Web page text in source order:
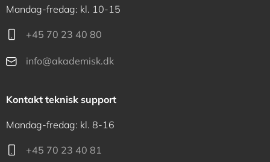
Mandag-fredag: kl. 10-15
+45 70 23 40 80
info@akademisk.dk
Kontakt teknisk support
Mandag-fredag: kl. 8-16
+45 70 23 40 81